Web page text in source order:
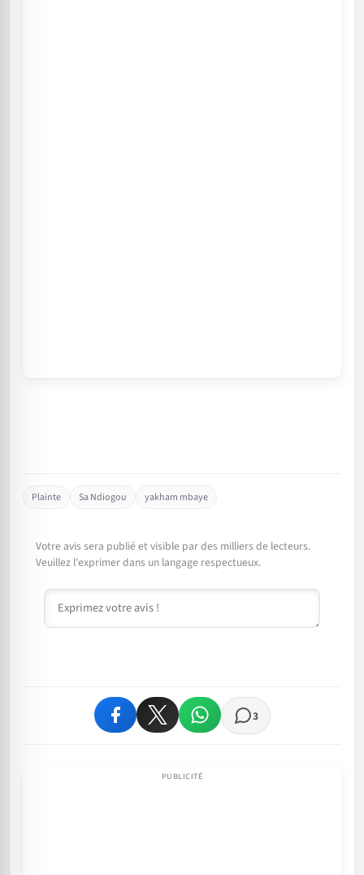
Plainte Sa Ndiogou yakham mbaye
Votre avis sera publié et visible par des milliers de lecteurs.
Veuillez l'exprimer dans un langage respectueux.
Commentaire
3